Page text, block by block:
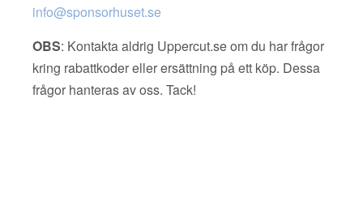
info@sponsorhuset.se
OBS: Kontakta aldrig Uppercut.se om du har frågor
kring rabattkoder eller ersättning på ett köp. Dessa
frågor hanteras av oss. Tack!